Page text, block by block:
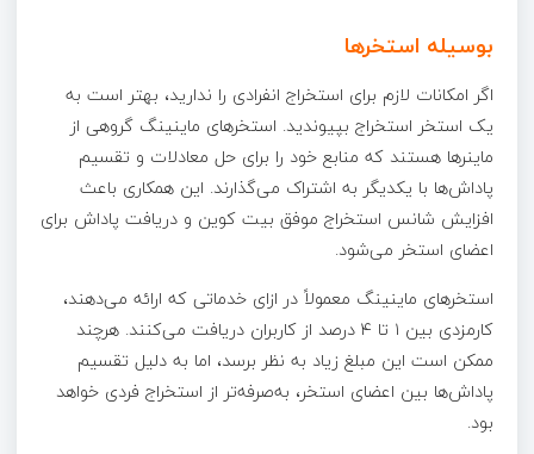
بوسیله استخرها
اگر امکانات لازم برای استخراج انفرادی را ندارید، بهتر است به
یک استخر استخراج بپیوندید. استخرهای ماینینگ گروهی از
ماینرها هستند که منابع خود را برای حل معادلات و تقسیم
پاداش‌ها با یکدیگر به اشتراک می‌گذارند. این همکاری باعث
افزایش شانس استخراج موفق بیت کوین و دریافت پاداش برای
اعضای استخر می‌شود.
استخرهای ماینینگ معمولاً در ازای خدماتی که ارائه می‌دهند،
کارمزدی بین ۱ تا ۴ درصد از کاربران دریافت می‌کنند. هرچند
ممکن است این مبلغ زیاد به نظر برسد، اما به دلیل تقسیم
پاداش‌ها بین اعضای استخر، به‌صرفه‌تر از استخراج فردی خواهد
بود.